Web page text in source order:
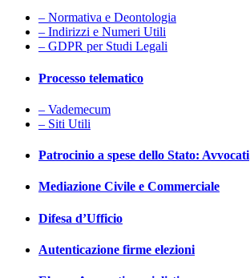
– Normativa e Deontologia
– Indirizzi e Numeri Utili
– GDPR per Studi Legali
Processo telematico
– Vademecum
– Siti Utili
Patrocinio a spese dello Stato: Avvocati
Mediazione Civile e Commerciale
Difesa d’Ufficio
Autenticazione firme elezioni